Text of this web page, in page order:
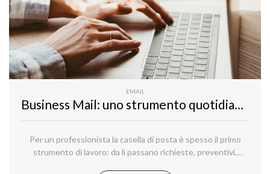
EMAIL
Business Mail: uno strumento quotidiano per lavorare meglio
Per un professionista la casella di posta è spesso il primo
strumento di lavoro: da lì passano richieste, preventivi,